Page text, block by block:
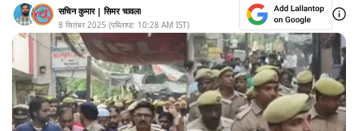
सचिन कुमार | सिमर चावला
8 सितंबर 2025 (पब्लिश्ड: 10:28 AM IST)